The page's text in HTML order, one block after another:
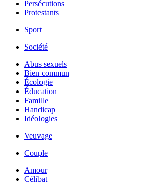
Persécutions
Protestants
Sport
Société
Abus sexuels
Bien commun
Écologie
Éducation
Famille
Handicap
Idéologies
Veuvage
Couple
Amour
Célibat